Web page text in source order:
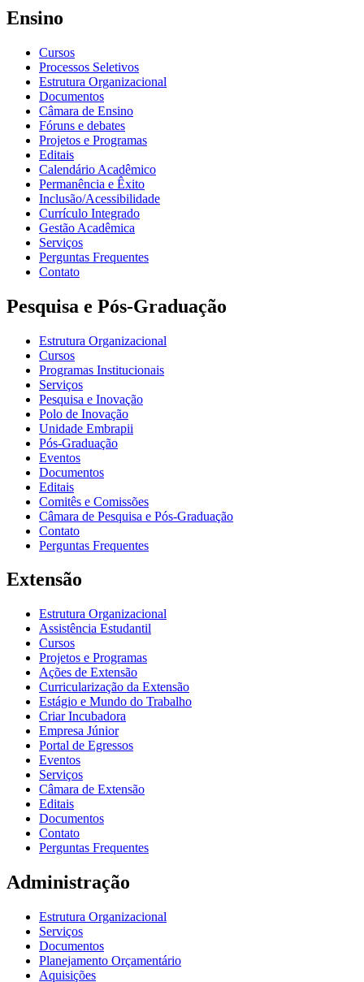
Ensino
Cursos
Processos Seletivos
Estrutura Organizacional
Documentos
Câmara de Ensino
Fóruns e debates
Projetos e Programas
Editais
Calendário Acadêmico
Permanência e Êxito
Inclusão/Acessibilidade
Currículo Integrado
Gestão Acadêmica
Serviços
Perguntas Frequentes
Contato
Pesquisa e Pós-Graduação
Estrutura Organizacional
Cursos
Programas Institucionais
Serviços
Pesquisa e Inovação
Polo de Inovação
Unidade Embrapii
Pós-Graduação
Eventos
Documentos
Editais
Comitês e Comissões
Câmara de Pesquisa e Pós-Graduação
Contato
Perguntas Frequentes
Extensão
Estrutura Organizacional
Assistência Estudantil
Cursos
Projetos e Programas
Ações de Extensão
Curricularização da Extensão
Estágio e Mundo do Trabalho
Criar Incubadora
Empresa Júnior
Portal de Egressos
Eventos
Serviços
Câmara de Extensão
Editais
Documentos
Contato
Perguntas Frequentes
Administração
Estrutura Organizacional
Serviços
Documentos
Planejamento Orçamentário
Aquisições